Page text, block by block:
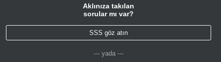
Aklınıza takılan
sorular mı var?
SSS göz atın
--- yada ---